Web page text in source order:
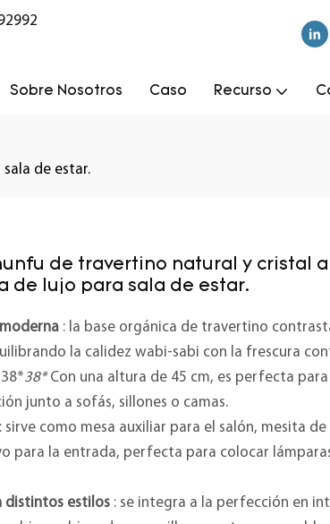
Sobre Nosotros Caso Recurso
de estar.
de travertino natural y cristal
de lujo para sala de estar.
: la base orgánica de travertino
la calidez wabi-sabi con la frescura
38*38*Con una altura de 45 cm, es perfecta
junto a sofás, sillones o camas.
: sirve como mesa auxiliar para el salón, mesita
para la entrada, perfecta para colocar
distintos estilos : se integra a la perfección en